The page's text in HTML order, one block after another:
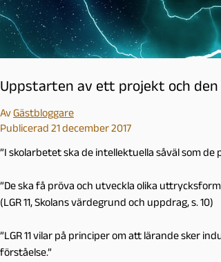
m
Uppstarten av ett projekt och
AvGästbloggare
Publicerad 21 december 2017
”I skolarbetet ska de intellektuella såväl som
”De ska få pröva och utveckla olika
(LGR 11, Skolans värdegrund och uppdrag, s. 10)
”LGR 11 vilar på principer om att lärande sker
förståelse.”